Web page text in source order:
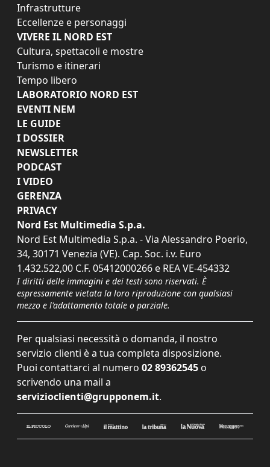
Infrastrutture
Eccellenze e personaggi
VIVERE IL NORD EST
Cultura, spettacoli e mostre
Turismo e itinerari
Tempo libero
LABORATORIO NORD EST
EVENTI NEM
LE GUIDE
I DOSSIER
NEWSLETTER
PODCAST
I VIDEO
GERENZA
PRIVACY
Nord Est Multimedia S.p.a.
Nord Est Multimedia S.p.a. - Via Alessandro Poerio,
34, 30171 Venezia (VE). Cap. Soc. i.v. Euro
1.432.522,00 C.F. 05412000266 e REA VE-454332
I diritti delle immagini e dei testi sono riservati. È
espressamente vietata la loro riproduzione con qualsiasi
mezzo e l'adattamento totale o parziale.
Per qualsiasi necessità o domanda, il nostro
servizio clienti è a tua completa disposizione.
Puoi contattarci al numero 02 89362545 o
scrivendo una mail a
servizioclienti@grupponem.it.